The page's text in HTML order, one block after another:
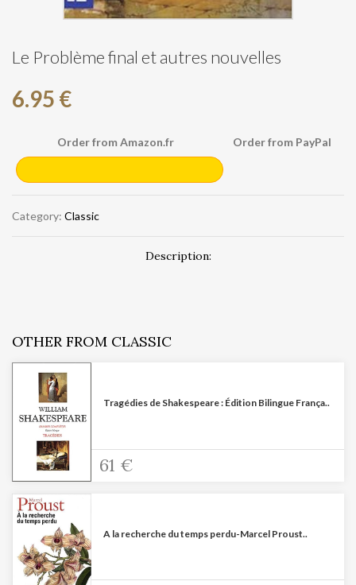
Le Problème final et autres nouvelles
6.95 €
Order from Amazon.fr Order from PayPal
Category: Classic
Description:
OTHER FROM CLASSIC
Tragédies de Shakespeare : Édition Bilingue França..
61 €
A la recherche du temps perdu-Marcel Proust..